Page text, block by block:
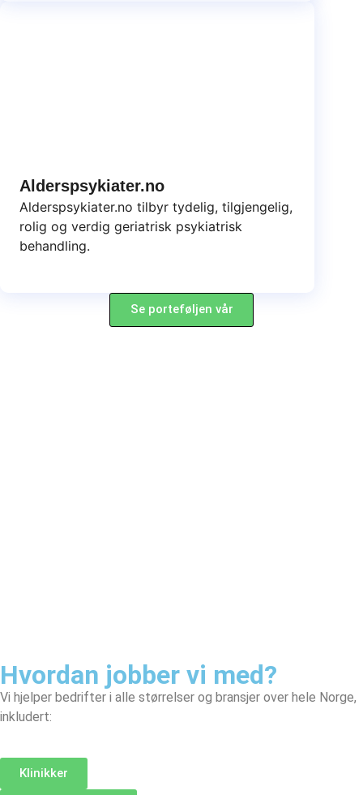
Alderspsykiater.no
Alderspsykiater.no tilbyr tydelig, tilgjengelig,
rolig og verdig geriatrisk psykiatrisk
behandling.
Se porteføljen vår
Hvordan jobber vi med?
Vi hjelper bedrifter i alle størrelser og bransjer over hele Norge,
inkludert:
Klinikker
Preferanser
Statistikk
Markedsføring